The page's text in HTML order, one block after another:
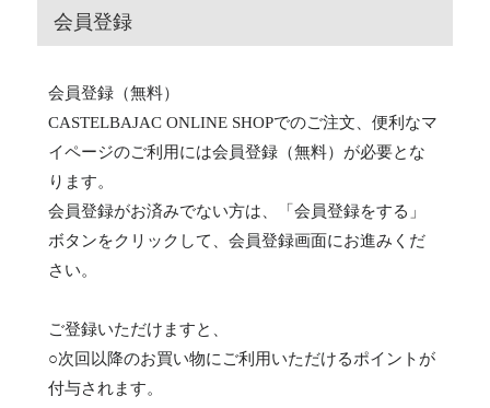
会員登録
会員登録（無料）
CASTELBAJAC ONLINE SHOPでのご注文、便利なマ
イページのご利用には会員登録（無料）が必要とな
ります。
会員登録がお済みでない方は、「会員登録をする」
ボタンをクリックして、会員登録画面にお進みくだ
さい。
ご登録いただけますと、
○次回以降のお買い物にご利用いただけるポイントが
付与されます。